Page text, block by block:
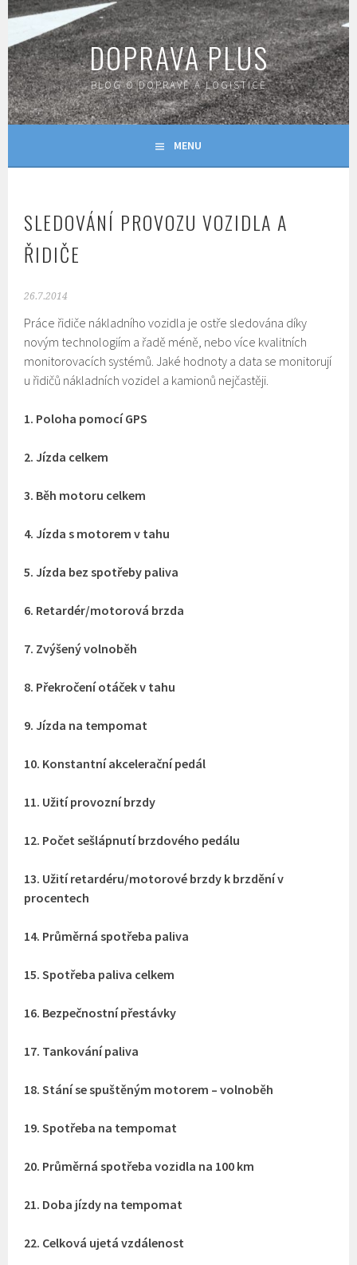
Skip
content
DOPRAVA PLUS
BLOG O DOPRAVĚ A LOGISTICE
MENU
SLEDOVÁNÍ PROVOZU VOZIDLA A
ŘIDIČE
26.7.2014
Práce řidiče nákladního vozidla je ostře sledována díky
novým technologiím a řadě méně, nebo více kvalitních
monitorovacích systémů. Jaké hodnoty a data se monitorují
u řidičů nákladních vozidel a kamionů nejčastěji.
1. Poloha pomocí GPS
2. Jízda celkem
3. Běh motoru celkem
4. Jízda s motorem v tahu
5. Jízda bez spotřeby paliva
6. Retardér/motorová brzda
7. Zvýšený volnoběh
8. Překročení otáček v tahu
9. Jízda na tempomat
10. Konstantní akcelerační pedál
11. Užití provozní brzdy
12. Počet sešlápnutí brzdového pedálu
13. Užití retardéru/motorové brzdy k brzdění v
procentech
14. Průměrná spotřeba paliva
15. Spotřeba paliva celkem
16. Bezpečnostní přestávky
17. Tankování paliva
18. Stání se spuštěným motorem – volnoběh
19. Spotřeba na tempomat
20. Průměrná spotřeba vozidla na 100 km
21. Doba jízdy na tempomat
22. Celková ujetá vzdálenost